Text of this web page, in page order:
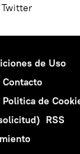
Twitter
de Uso
Contacto
Politica de
RSS